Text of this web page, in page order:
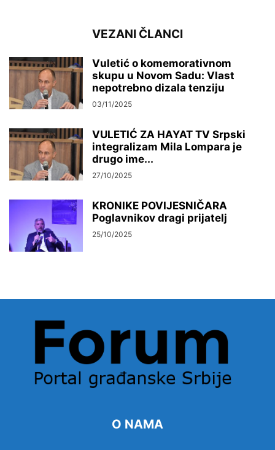
VEZANI ČLANCI
Vuletić o komemorativnom
skupu u Novom Sadu: Vlast
nepotrebno dizala tenziju
03/11/2025
VULETIĆ ZA HAYAT TV Srpski
integralizam Mila Lompara je
drugo ime...
27/10/2025
KRONIKE POVIJESNIČARA
Poglavnikov dragi prijatelj
25/10/2025
O NAMA